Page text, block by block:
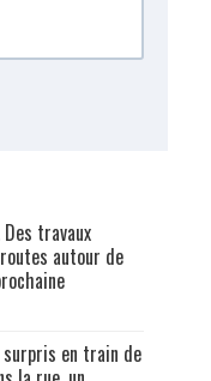
travaux
autour de
en train de